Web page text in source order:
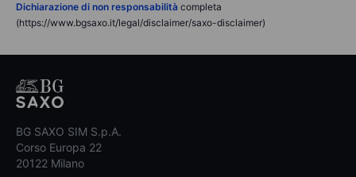
Dichiarazione di non responsabilità completa
(https://www.bgsaxo.it/legal/disclaimer/saxo-disclaimer)
BG SAXO SIM S.p.A.
Corso Europa 22
20122 Milano